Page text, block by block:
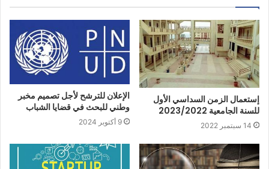
إستعمال الزمن السداسي الأول
للسنة الجامعية 2023/2022
14 سبتمبر 2022
الإعلان للترشح لأجل تصميم مخبر
وطني للبحث في قضايا الشباب
9 أكتوبر 2024